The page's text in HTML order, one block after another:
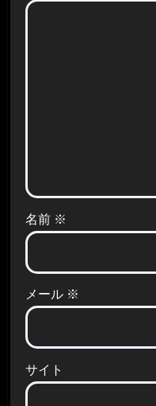
名前 ※
メール ※
サイト